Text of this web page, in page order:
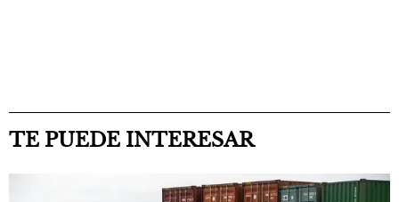
TE PUEDE INTERESAR